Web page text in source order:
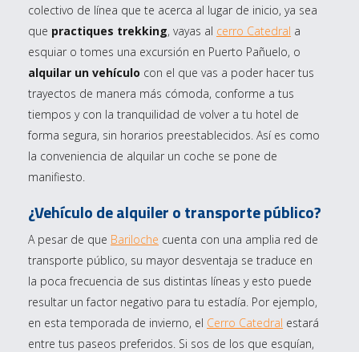
colectivo de línea que te acerca al lugar de inicio, ya sea
que practiques trekking, vayas al cerro Catedral a
esquiar o tomes una excursión en Puerto Pañuelo, o
alquilar un vehículo con el que vas a poder hacer tus
trayectos de manera más cómoda, conforme a tus
tiempos y con la tranquilidad de volver a tu hotel de
forma segura, sin horarios preestablecidos. Así es como
la conveniencia de alquilar un coche se pone de
manifiesto.
¿Vehículo de alquiler o transporte público?
A pesar de que Bariloche cuenta con una amplia red de
transporte público, su mayor desventaja se traduce en
la poca frecuencia de sus distintas líneas y esto puede
resultar un factor negativo para tu estadía. Por ejemplo,
en esta temporada de invierno, el Cerro Catedral estará
entre tus paseos preferidos. Si sos de los que esquían,